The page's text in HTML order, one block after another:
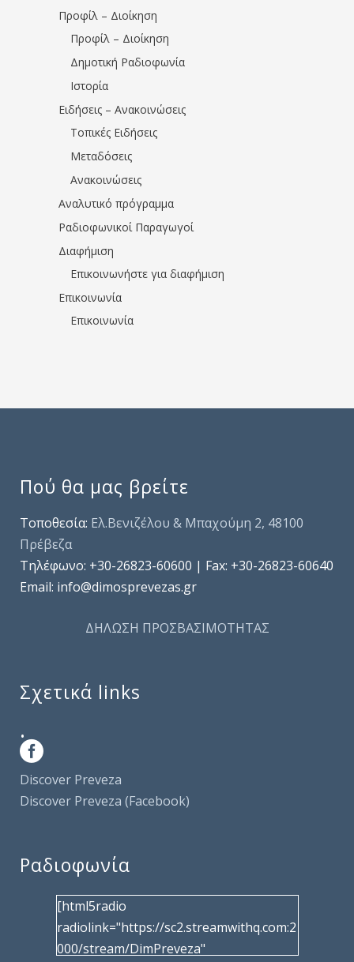
Προφίλ – Διοίκηση
Προφίλ – Διοίκηση
Δημοτική Ραδιοφωνία
Ιστορία
Ειδήσεις – Ανακοινώσεις
Τοπικές Ειδήσεις
Μεταδόσεις
Ανακοινώσεις
Αναλυτικό πρόγραμμα
Ραδιοφωνικοί Παραγωγοί
Διαφήμιση
Επικοινωνήστε για διαφήμιση
Επικοινωνία
Επικοινωνία
Πού θα μας βρείτε
Τοποθεσία: Ελ.Βενιζέλου & Μπαχούμη 2, 48100
Πρέβεζα
Τηλέφωνo: +30-26823-60600 | Fax: +30-26823-60640
Email: info@dimosprevezas.gr
ΔΗΛΩΣΗ ΠΡΟΣΒΑΣΙΜΟΤΗΤΑΣ
Σχετικά links
.
Discover Preveza
Discover Preveza (Facebook)
Ραδιοφωνία
[html5radio
radiolink="https://sc2.streamwithq.com:2
000/stream/DimPreveza"